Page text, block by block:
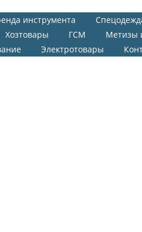
инструмента
Хозтовары ГСМ
Метизы
Электротовары